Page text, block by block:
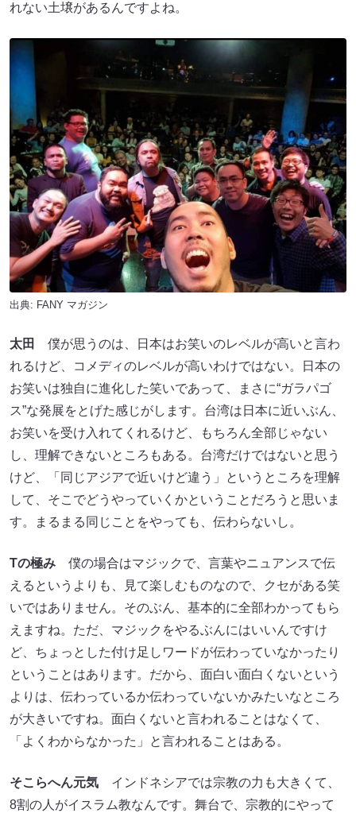
れない土壌があるんですよね。
出典: FANY マガジン
太田
僕が思うのは、日本はお笑いのレベルが高いと言わ
れるけど、コメディのレベルが高いわけではない。日本の
お笑いは独自に進化した笑いであって、まさに“ガラパゴ
ス”な発展をとげた感じがします。台湾は日本に近いぶん、
お笑いを受け入れてくれるけど、もちろん全部じゃない
し、理解できないところもある。台湾だけではないと思う
けど、「同じアジアで近いけど違う」というところを理解
して、そこでどうやっていくかということだろうと思いま
す。まるまる同じことをやっても、伝わらないし。
Tの極み 僕の場合はマジックで、言葉やニュアンスで伝
えるというよりも、見て楽しむものなので、クセがある笑
いではありません。そのぶん、基本的に全部わかってもら
えますね。ただ、マジックをやるぶんにはいいんですけ
ど、ちょっとした付け足しワードが伝わっていなかったり
ということはあります。だから、面白い面白くないという
よりは、伝わっているか伝わっていないかみたいなところ
が大きいですね。面白くないと言われることはなくて、
「よくわからなかった」と言われることはある。
そこらへん元気 インドネシアでは宗教の力も大きくて、
8割の人がイスラム教なんです。舞台で、宗教的にやって